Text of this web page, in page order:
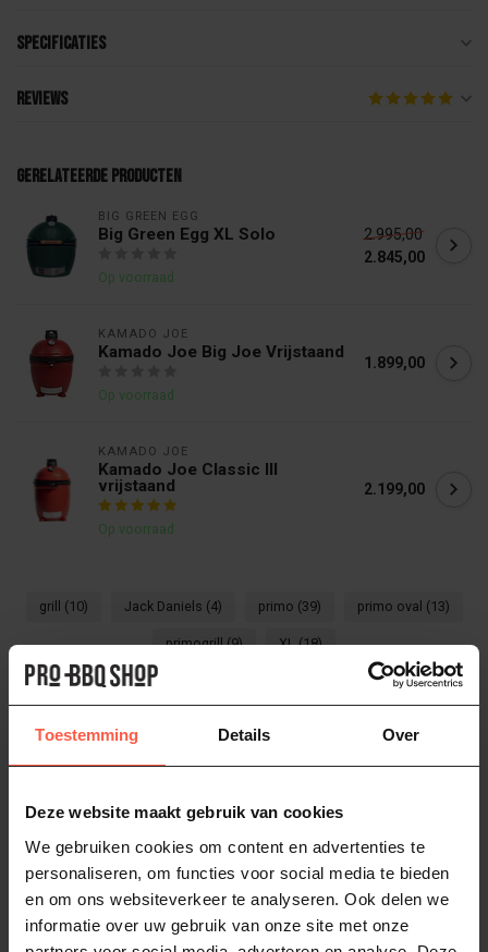
Toestemming Details Over
Deze website maakt gebruik van cookies
We gebruiken cookies om content en advertenties te
personaliseren, om functies voor social media te bieden
en om ons websiteverkeer te analyseren. Ook delen we
informatie over uw gebruik van onze site met onze
Specificaties
Reviews
Gerelateerde producten
BIG GREEN EGG
Big Green Egg XL Solo
Op voorraad
2.995,00
2.845,00
KAMADO JOE
Kamado Joe Big Joe Vrijstaand
Op voorraad
1.899,00
KAMADO JOE
Kamado Joe Classic III
vrijstaand
Op voorraad
2.199,00
grill (10) Jack Daniels (4) primo (39) primo oval (13)
primogrill(9) XL(18)
Heb je vragen over dit product?
dan gerust contact op viaWhatsappofbel
Bezorgen of ophalen van jouw BBQ